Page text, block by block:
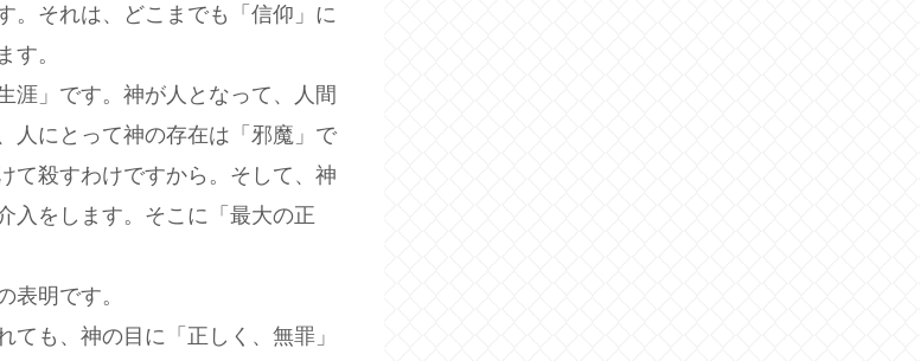
。それは、どこまでも「信仰」に
す。
」です。神が人となって、人間
人にとって神の存在は「邪魔」で
て殺すわけですから。そして、神
入をします。そこに「最大の正
明です。
も、神の目に「正しく、無罪」